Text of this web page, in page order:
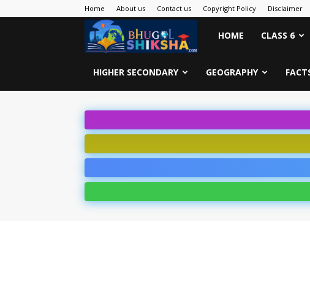
Home About us Contact us Copyright Policy Disclaimer
Bhugol
Shiksha
HOME CLASS 6
HIGHER SECONDARY GEOGRAPHY